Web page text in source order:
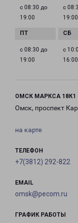
с 08:30 до
19:00
с
19:00
с 08:30 до
19:00
с
16:00
ОМСК МАРКСА 18К1
Омск, проспект
на карте
ТЕЛЕФОН
+7(3812) 292-822
EMAIL
omsk@pecom.ru
ГРАФИК РАБОТЫ